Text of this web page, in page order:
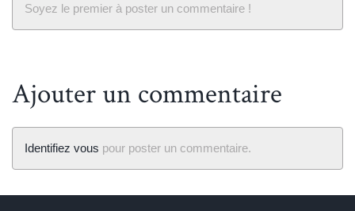
Soyez le premier à poster un commentaire !
Ajouter un commentaire
Identifiez vous pour poster un commentaire.